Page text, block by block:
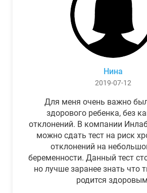
Нина
2019-07-12
Для меня очень важно
здорового ребенка, без
отклонений. В компании
можно сдать тест на риск
отклонений на
беременности. Данный тест
но лучше заранее знать что
родится